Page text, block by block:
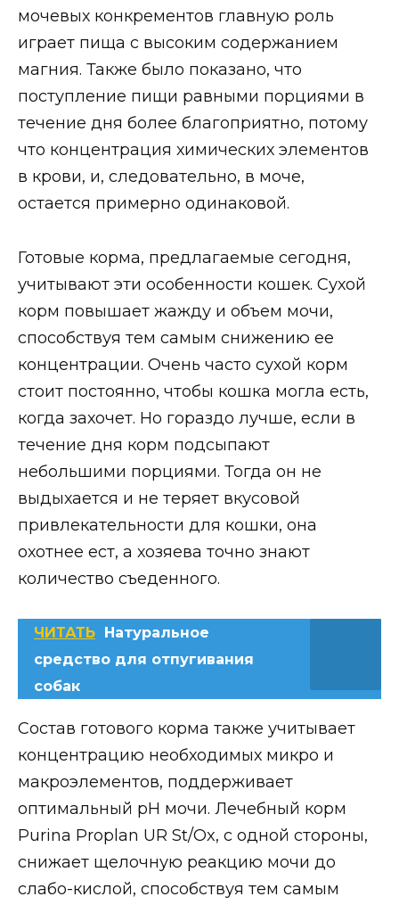
мочевых конкрементов главную роль
играет пища с высоким содержанием
магния. Также было показано, что
поступление пищи равными порциями в
течение дня более благоприятно, потому
что концентрация химических элементов
в крови, и, следовательно, в моче,
остается примерно одинаковой.
Готовые корма, предлагаемые сегодня,
учитывают эти особенности кошек. Сухой
корм повышает жажду и объем мочи,
способствуя тем самым снижению ее
концентрации. Очень часто сухой корм
стоит постоянно, чтобы кошка могла есть,
когда захочет. Но гораздо лучше, если в
течение дня корм подсыпают
небольшими порциями. Тогда он не
выдыхается и не теряет вкусовой
привлекательности для кошки, она
охотнее ест, а хозяева точно знают
количество съеденного.
ЧИТАТЬ
Натуральное
средство для отпугивания
собак
Состав готового корма также учитывает
концентрацию необходимых микро и
макроэлементов, поддерживает
оптимальный рН мочи. Лечебный корм
Purina Proplan UR St/Ox, с одной стороны,
снижает щелочную реакцию мочи до
слабо-кислой, способствуя тем самым